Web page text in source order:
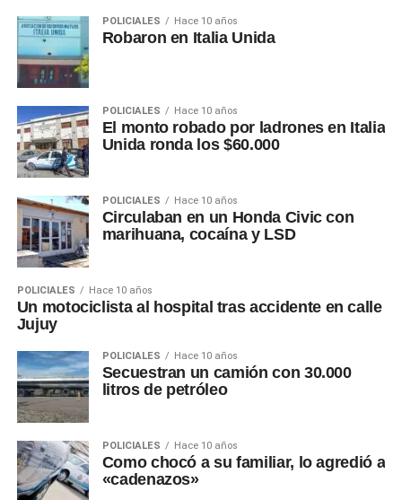
POLICIALES Hace 10 años
Robaron en Italia Unida
POLICIALES Hace 10 años
El monto robado por ladrones en Italia
Unida ronda los $60.000
POLICIALES Hace 10 años
Circulaban en un Honda Civic con
marihuana, cocaína y LSD
POLICIALES Hace 10 años
Un motociclista al hospital tras accidente en calle
Jujuy
POLICIALES Hace 10 años
Secuestran un camión con 30.000
litros de petróleo
POLICIALES Hace 10 años
Como chocó a su familiar, lo agredió a
«cadenazos»